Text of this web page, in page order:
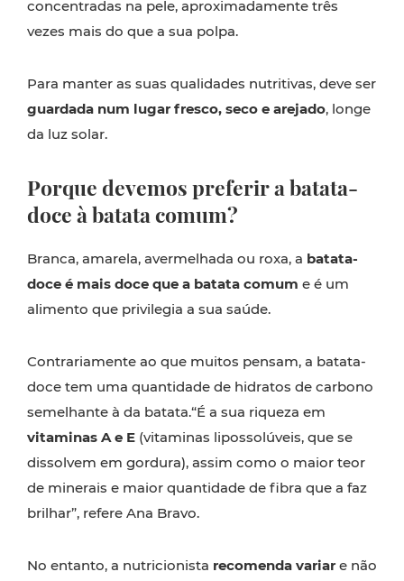
concentradas na pele, aproximadamente três
vezes mais do que a sua polpa.
Para manter as suas qualidades nutritivas, deve ser
guardada num lugar fresco, seco e arejado, longe
da luz solar.
Porque devemos preferir a batata-
doce à batata comum?
Branca, amarela, avermelhada ou roxa, a batata-
doce é mais doce que a batata comum e é um
alimento que privilegia a sua saúde.
Contrariamente ao que muitos pensam, a batata-
doce tem uma quantidade de hidratos de carbono
semelhante à da batata.“É a sua riqueza em
vitaminas A e E (vitaminas lipossolúveis, que se
dissolvem em gordura), assim como o maior teor
de minerais e maior quantidade de fibra que a faz
brilhar”, refere Ana Bravo.
No entanto, a nutricionista recomenda variar e não